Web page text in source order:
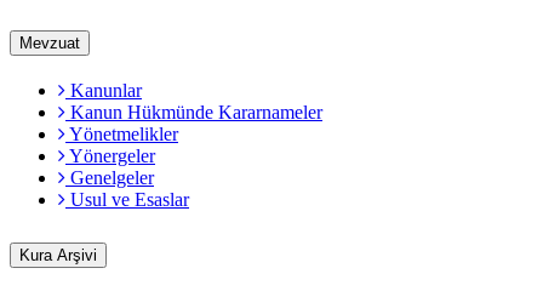
Mevzuat
Kanunlar
Kanun Hükmünde Kararnameler
Yönetmelikler
Yönergeler
Genelgeler
Usul ve Esaslar
Kura Arşivi